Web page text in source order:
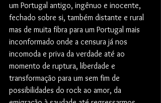
um Portugal antigo, ingênuo e inocente,
fechado sobre si, também distante e rural
mas de muita fibra para um Portugal mais
inconformado onde a censura já nos
incomoda e priva da verdade até ao
momento de ruptura, liberdade e
transformação para um sem fim de
possibilidades do rock ao amor, da